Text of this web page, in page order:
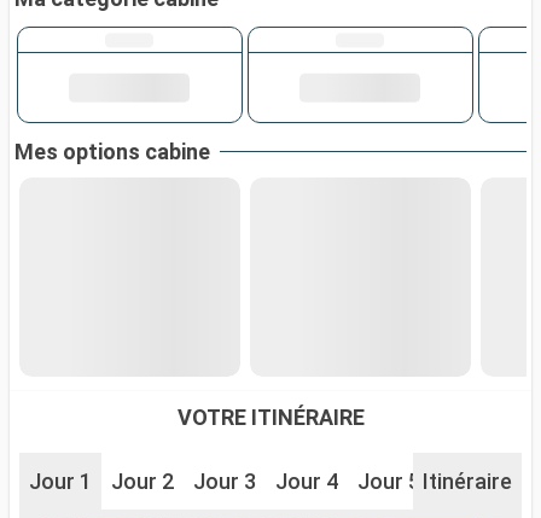
Mes options cabine
VOTRE ITINÉRAIRE
Jour 1 Jour 2 Jour 3 Jour 4 Jour 5 Jour 6
Itinéraire